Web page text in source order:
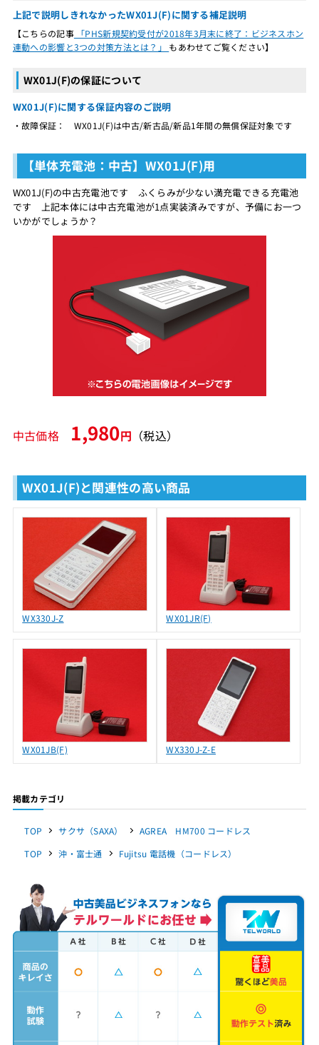
上記で説明しきれなかったWX01J(F)に関する補足説明
【こちらの記事「PHS新規契約受付が2018年3月末に終了：ビジネスホン
連動への影響と3つの対策方法とは？」 もあわせてご覧ください】
WX01J(F)の保証について
WX01J(F)に関する保証内容のご説明
・故障保証： WX01J(F)は中古/新古品/新品1年間の無償保証対象です
【単体充電池：中古】WX01J(F)用
WX01J(F)の中古充電池です ふくらみが少ない満充電できる充電池
です 上記本体には中古充電池が1点実装済みですが、予備にお一つ
いかがでしょうか？
中古価格 1,980円 （税込）
WX01J(F)と関連性の高い商品
WX330J-Z WX01JR(F)
WX01JB(F) WX330J-Z-E
掲載カテゴリ
TOP サクサ（SAXA）
AGREA HM700 コードレス
TOP
沖・富士通 Fujitsu 電話機（コードレス）